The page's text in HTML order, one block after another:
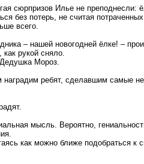
сюрпризов Илье не преподнесли:
без потерь, не считая потраченных
всего.
– нашей новогодней ёлке! –
рукой сняло.
Мороз.
ребят, сделавшим самые
мысль. Вероятно,
как можно ближе подобраться к